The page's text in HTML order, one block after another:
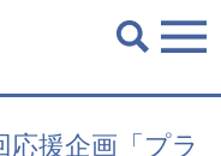
応援企画「プラ